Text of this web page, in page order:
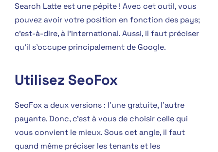
Search Latte est une pépite ! Avec cet outil, vous
pouvez avoir votre position en fonction des pays;
c’est-à-dire, à l’international. Aussi, il faut préciser
qu’il s’occupe principalement de Google.
Utilisez SeoFox
SeoFox a deux versions : l’une gratuite, l’autre
payante. Donc, c’est à vous de choisir celle qui
vous convient le mieux. Sous cet angle, il faut
quand même préciser les tenants et les